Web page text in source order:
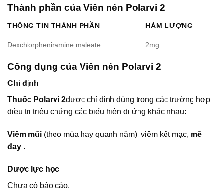
Thành phần của Viên nén Polarvi 2
THÔNG TIN THÀNH PHẦN HÀM LƯỢNG
Dexchlorpheniramine maleate 2mg
Công dụng của Viên nén Polarvi 2
Chỉ định
Thuốc Polarvi 2được chỉ định dùng trong các trường hợp
điều trị triệu chứng các biểu hiện dị ứng khác nhau:
Viêm mũi (theo mùa hay quanh năm), viêm kết mạc, mề
đay .
Dược lực học
Chưa có báo cáo.